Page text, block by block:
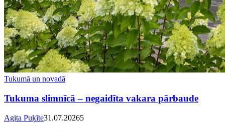
Tukumā un novadā
Tukuma slimnīcā – negaidīta vakara pārbaude
Agita Puķīte31.07.20265